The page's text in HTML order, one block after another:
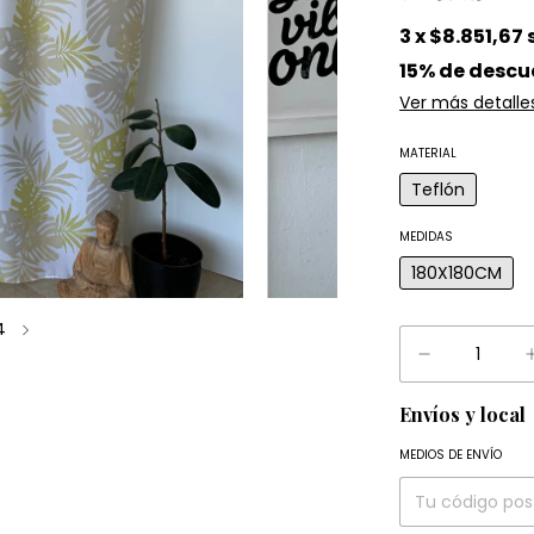
3x$8.851,67
15% de
Ver más
MATERIAL
Teflón
MEDIDAS
180X180CM
Envíos y local
Entregas para el
MEDIOS DE ENVÍO